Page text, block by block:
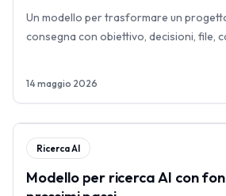
Un modello per trasformare un
consegna con obiettivo, decisioni, file,
14 maggio 2026
Ricerca AI
Modello per ricerca AI con